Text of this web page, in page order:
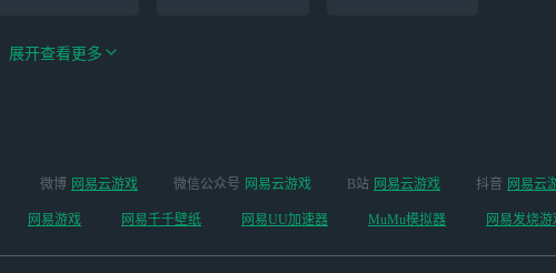
逆水寒手游（全新
版本开启 ）
云手机 阴阳师
展开查看更多
微博 网易云游戏 微信公众号 网易云游戏 B站 网易云游戏 抖音 网易云
网易游戏 网易千千壁纸 网易UU加速器 MuMu模拟器 网易发烧游